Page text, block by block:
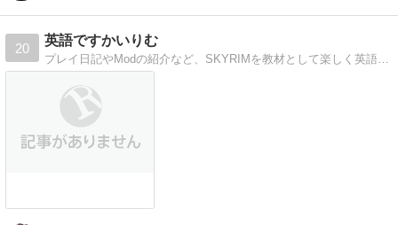
20
英語ですかいりむ
プレイ日記やModの紹介など、SKYRIMを教材として楽しく英語の勉強を頑張るブログです。